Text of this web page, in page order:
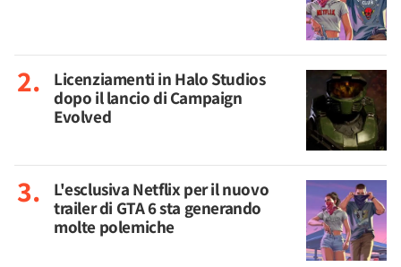
Licenziamenti in Halo Studios
dopo il lancio di Campaign
Evolved
L'esclusiva Netflix per il nuovo
trailer di GTA 6 sta generando
molte polemiche